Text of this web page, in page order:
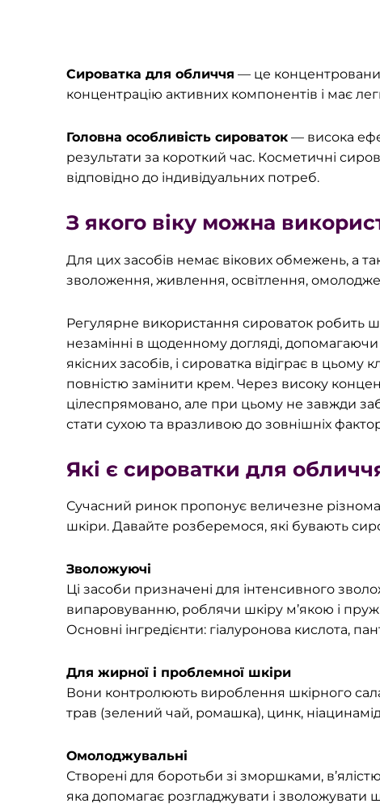
Сироватка для обличчя — це
концентрацію активних компонентів і має
Головна особливість сироваток — висока
результати за короткий час. Косметичні
відповідно до індивідуальних потреб.
З якого віку можна
Для цих засобів немає вікових обмежень, а
зволоження, живлення, освітлення,
Регулярне використання сироваток робить
незамінні в щоденному догляді,
якісних засобів, і сироватка відіграє в
повністю замінити крем. Через високу
цілеспрямовано, але при цьому не завжди
стати сухою та вразливою до зовнішніх
Які є сироватки для
Сучасний ринок пропонує величезне
шкіри. Давайте розберемося, які бувають
Зволожуючі
Ці засоби призначені для інтенсивного
випаровуванню, роблячи шкіру м’якою і
Основні інгредієнти: гіалуронова кислота,
Для жирної і проблемної шкіри
Вони контролюють вироблення шкірного
трав (зелений чай, ромашка), цинк, ніацинамід
Омолоджувальні
Створені для боротьби зі зморшками,
яка допомагає розгладжувати і зволожувати